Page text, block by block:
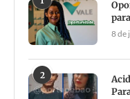
8 de
2